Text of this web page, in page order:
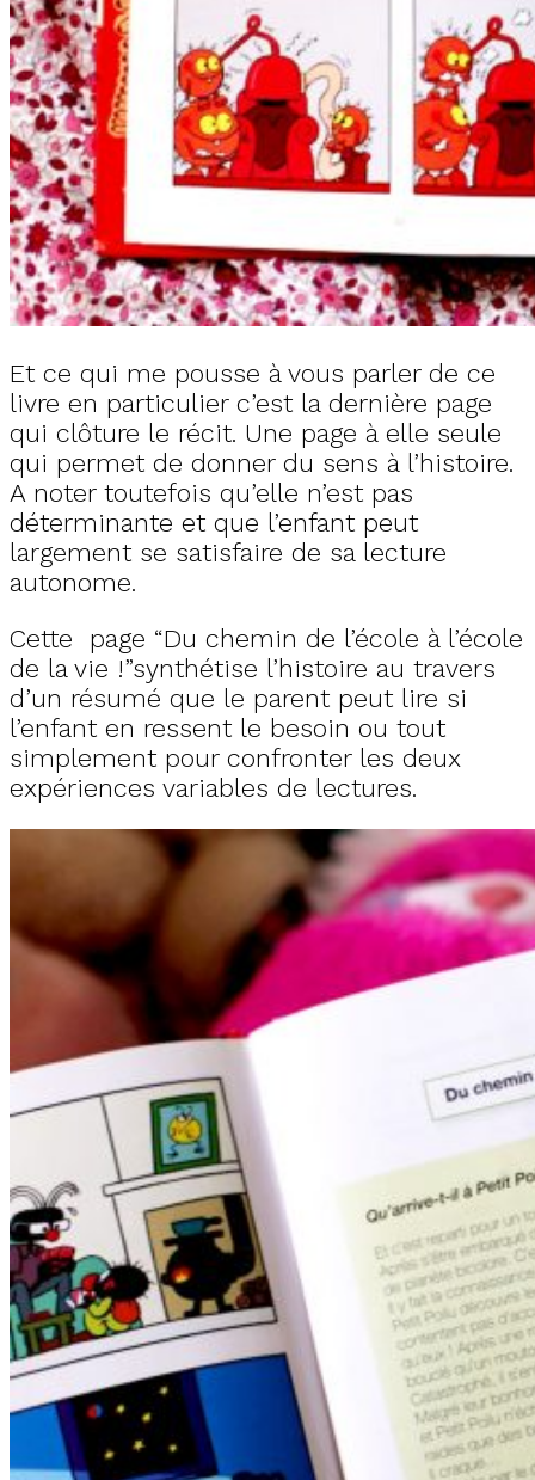
Et ce qui me pousse à vous parler de ce
livre en particulier c’est la dernière page
qui clôture le récit. Une page à elle seule
qui permet de donner du sens à l’histoire.
A noter toutefois qu’elle n’est pas
déterminante et que l’enfant peut
largement se satisfaire de sa lecture
autonome.
Cette page “Du chemin de l’école à l’école
de la vie !”synthétise l’histoire au travers
d’un résumé que le parent peut lire si
l’enfant en ressent le besoin ou tout
simplement pour confronter les deux
expériences variables de lectures.